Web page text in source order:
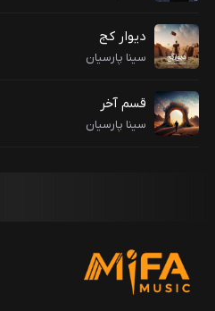
دیوار کج
سینا پارسیان
قسم آخر
سینا پارسیان